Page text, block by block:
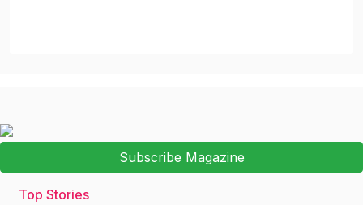
Subscribe Magazine
Top Stories